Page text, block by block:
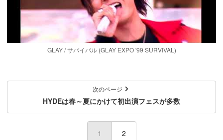
GLAY / サバイバル (GLAY EXPO '99 SURVIVAL)
次のページ
HYDEは春～夏にかけて初出演フェスが多数
1 (current)
2